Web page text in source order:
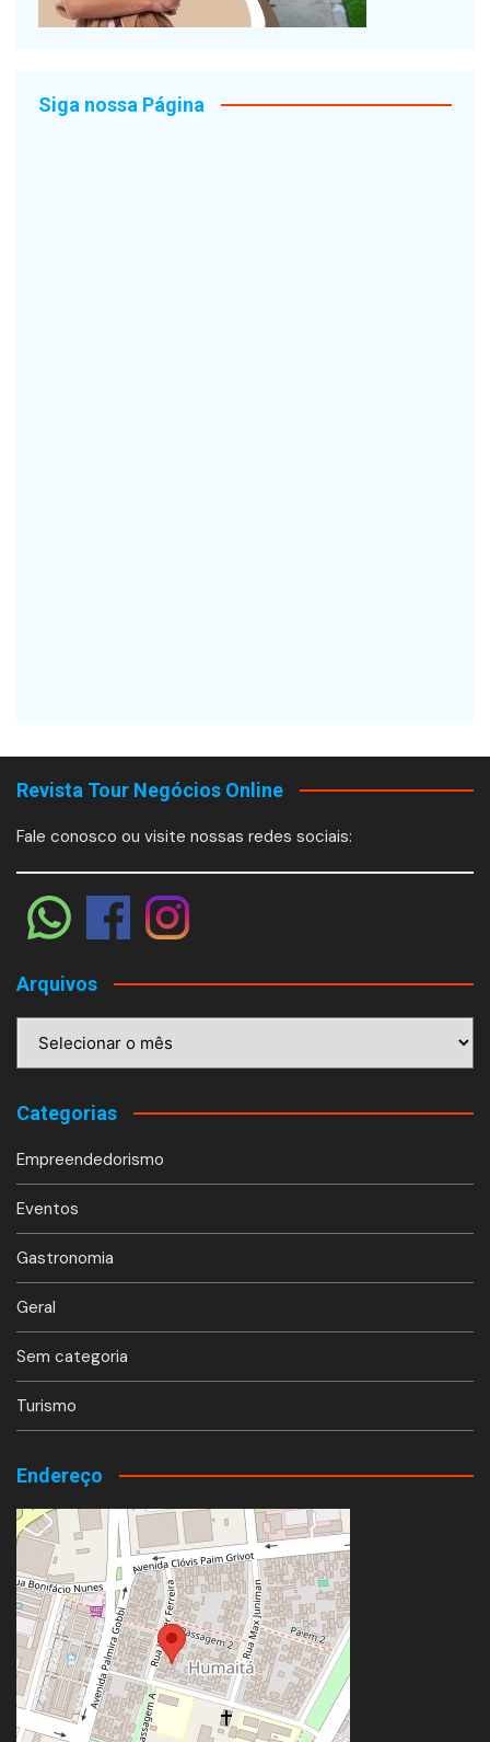
Siga nossa Página
Revista Tour Negócios Online
Fale conosco ou visite nossas redes sociais:
Arquivos
Categorias
Empreendedorismo
Eventos
Gastronomia
Geral
Sem categoria
Turismo
Endereço